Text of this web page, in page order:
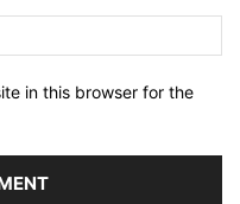
in this browser for the